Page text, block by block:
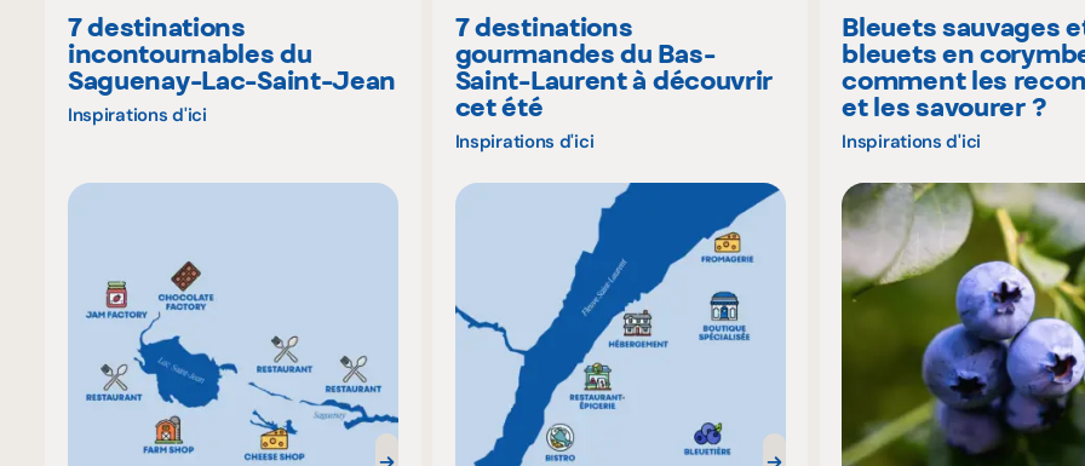
7 destinations
incontournables du
Saguenay-Lac-Saint-Jean
Inspirations d'ici
7 destinations
gourmandes du Bas-
Saint-Laurent à découvrir
cet été
Inspirations d'ici
Bleuets sauvages
bleuets en
comment les
et les savourer ?
Inspirations d'ici